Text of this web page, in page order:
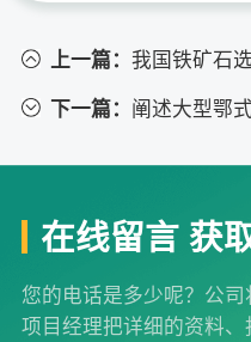
上一篇： 我国铁矿石
下一篇： 阐述大型鄂
在线留言 获
您的电话是多少呢？公
项目经理把详细的资料、